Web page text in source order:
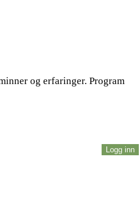
og erfaringer. Program